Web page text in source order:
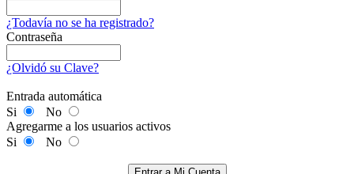
¿Todavía no se ha registrado?
Contraseña
¿Olvidó su Clave?
Entrada automática
Si
No
Agregarme a los usuarios activos
Si
No